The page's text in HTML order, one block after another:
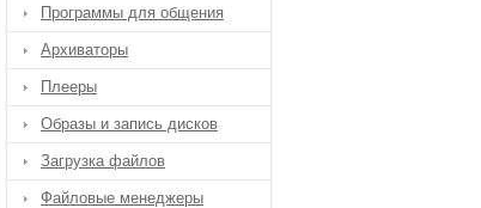
Программы для общения
Архиваторы
Плееры
Образы и запись дисков
Загрузка файлов
Файловые менеджеры